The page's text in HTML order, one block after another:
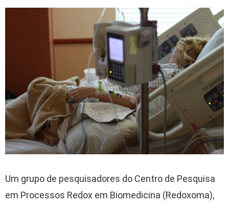
Um grupo de pesquisadores do Centro de Pesquisa
em Processos Redox em Biomedicina (Redoxoma),